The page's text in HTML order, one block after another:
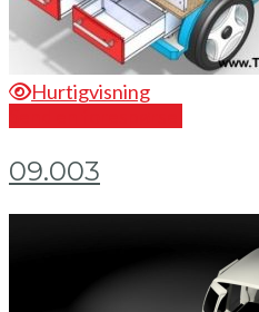
Hurtigvisning
09.003